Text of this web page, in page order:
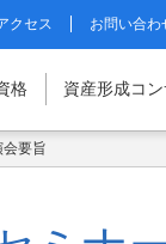
クセス お問い合わ
格 資産形成コン
要旨
ージはこちら